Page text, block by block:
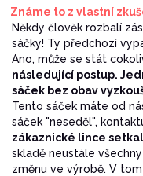
Známe to z vlastní
Někdy člověk rozbalí
sáčky! Ty předchozí
Ano, může se stát
následující postup.
sáček bez obav
Tento sáček máte od
sáček "neseděl",
zákaznické lince
skladě neustále
změnu ve výrobě. V